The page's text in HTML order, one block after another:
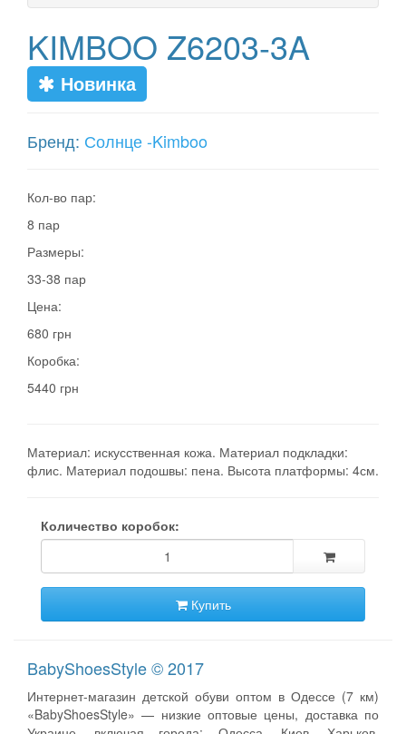
KIMBOO Z6203-3A
Новинка
Бренд: Солнце -Kimboo
Кол-во пар:
8 пар
Размеры:
33-38 пар
Цена:
680 грн
Коробка:
5440 грн
Материал: искусственная кожа. Материал подкладки:
флис. Материал подошвы: пена. Высота платформы: 4см.
Количество коробок:
Купить
BabyShoesStyle © 2017
Интернет-магазин детской обуви оптом в Одессе (7 км)
«BabyShoesStyle» — низкие оптовые цены, доставка по